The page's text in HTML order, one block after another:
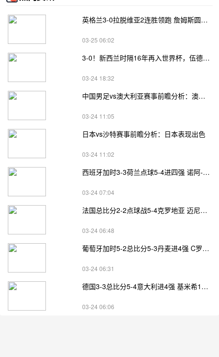
英格兰3-0拉脱维亚2连胜领跑 詹姆斯圆月弯刀凯恩埃泽建功
03-25 06:02
3-0！新西兰时隔16年再入世界杯，伍德将二度征战
03-24 18:32
中国男足vs澳大利亚赛事前瞻分析：澳大利亚进攻不俗
03-24 11:05
日本vs沙特赛事前瞻分析：日本表现出色
03-24 11:02
西班牙加时3-3荷兰点球5-4进四强 诺阿-朗&马伦失点
03-24 07:04
法国总比分2-2点球战5-4克罗地亚 迈尼昂两扑点
03-24 06:48
葡萄牙加时5-2总比分5-3丹麦进4强 C罗失点+补射破门
03-24 06:31
德国3-3总比分5-4意大利进4强 基米希1射2传小基恩双响
03-24 06:06